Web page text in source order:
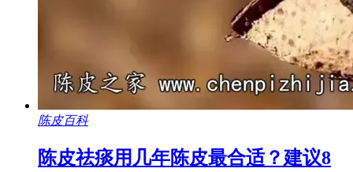
陈皮百科
陈皮祛痰用几年陈皮最合适？建议8